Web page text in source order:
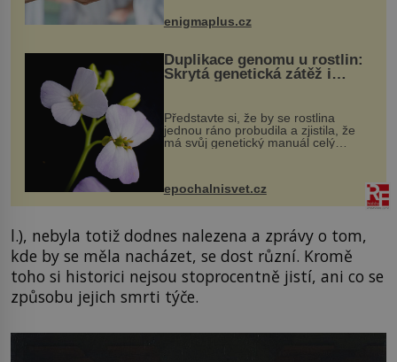
enigmaplus.cz
Duplikace genomu u rostlin:
Skrytá genetická zátěž i
Představte si, že by se rostlina
jednou ráno probudila a zjistila, že
má svůj genetický manuál celý
vstupenka...
epochalnisvet.cz
l.), nebyla totiž dodnes nalezena a zprávy o tom,
kde by se měla nacházet, se dost různí. Kromě
toho si historici nejsou stoprocentně jistí, ani co se
způsobu jejich smrti týče.